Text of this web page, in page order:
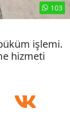
103
işlemi.
hizmeti